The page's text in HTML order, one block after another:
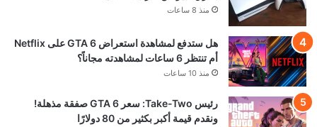
منذ 8 ساعات
هل ستدفع لمشاهدة استعراض GTA 6 على Netflix
أم تنتظر 6 ساعات لمشاهدته مجاناً؟
منذ 10 ساعات
رئيس Take-Two: سعر GTA 6 صفقة مذهلة!
ونقدم قيمة أكبر بكثير من 80 دولارًا